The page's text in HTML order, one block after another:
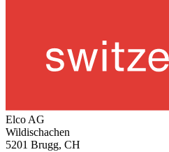
Elco AG
Wildischachen
5201 Brugg, CH